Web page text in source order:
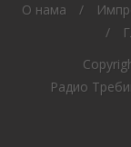
O нама /
/
Радио